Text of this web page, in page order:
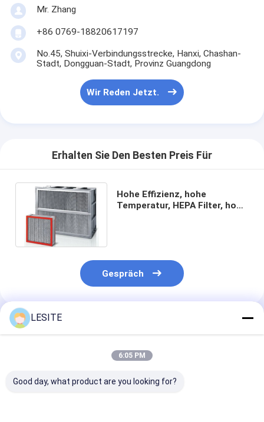
Luftreinigerfilter
Aluminiumbeutelfilter
Staubbeutelfilter
Origami, der Maschine faltet
Hepa-Beutelfilter
Mr. Zhang
+86 0769-18820617197
No.45, Shuixi-Verbindungsstrecke, Hanxi, Chashan-
Stadt, Dongguan-Stadt, Provinz Guangdong
Wir Reden Jetzt.
Erhalten Sie Den Besten Preis Für
Hohe Effizienz, hohe
Temperatur, HEPA Filter, hohe
Gespräch
Empfohlene Produkte
LESITE
6:05 PM
Good day, what product are you looking for?